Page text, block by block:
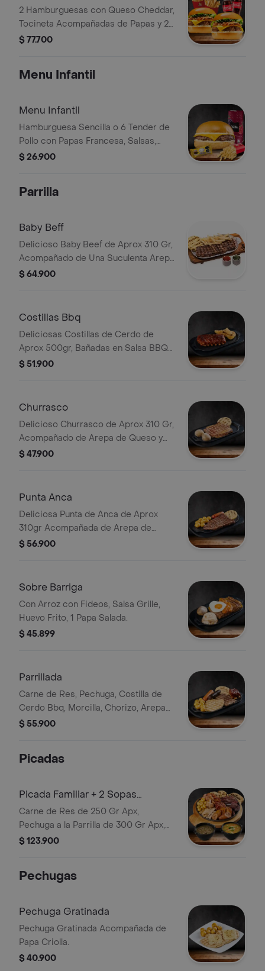
2 Hamburguesas con Queso Cheddar,
Tocineta Acompañadas de Papas y 2
Bebida
$ 77.700
Menu Infantil
Menu Infantil
Hamburguesa Sencilla o 6 Tender de
Pollo con Papas Francesa, Salsas,
Jugo Del Valle 200 ml y Juguete de
$ 26.900
Parrilla
Baby Beff
Delicioso Baby Beef de Aprox 310 Gr,
Acompañado de Una Suculenta Arepa
Recién Hecha y Papas Francesa.
$ 64.900
Costillas Bbq
Deliciosas Costillas de Cerdo de
Aprox 500gr, Bañadas en Salsa BBQ
con Papas en Casco Crujientes
$ 51.900
Churrasco
Delicioso Churrasco de Aprox 310 Gr,
Acompañado de Arepa de Queso y
Papa Salada.
$ 47.900
Punta Anca
Deliciosa Punta de Anca de Aprox
310gr Acompañada de Arepa de
Queso, Chorizo, Papas Criollas
$ 56.900
Sobre Barriga
Con Arroz con Fideos, Salsa Grille,
Huevo Frito, 1 Papa Salada.
$ 45.899
Parrillada
Carne de Res, Pechuga, Costilla de
Cerdo Bbq, Morcilla, Chorizo, Arepa
de Queso, Papa Criolla, Guacamole
$ 55.900
Picadas
Picada Familiar + 2 Sopas
Personales
Carne de Res de 250 Gr Apx,
Pechuga a la Parrilla de 300 Gr Apx,
Costilla BBQ 80 Gr Apx , Chicharrón
Escoja Dos Sopas Personales de
$ 123.900
Pechugas
Pechuga Gratinada
Pechuga Gratinada Acompañada de
Papa Criolla.
$ 40.900